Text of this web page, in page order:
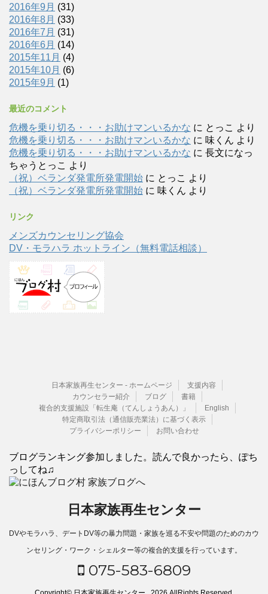
2016年9月 (31)
2016年8月 (33)
2016年7月 (31)
2016年6月 (14)
2015年11月 (4)
2015年10月 (6)
2015年9月 (1)
最近のコメント
危機を乗り切る・・・お助けマンいるかな に とっこ より
危機を乗り切る・・・お助けマンいるかな に 味くん より
危機を乗り切る・・・お助けマンいるかな に 長文になっ
ちゃうとっこ より
（祝）ベランダ発電所発電開始 に とっこ より
（祝）ベランダ発電所発電開始 に 味くん より
リンク
メンズカウンセリング協会
DV・モラハラ ホットライン（無料電話相談）
日本家族再生センター - ホームページ
支援内容
カウンセラー紹介
ブログ
書籍
複合的支援施設「転生庵（てんしょうあん）」
English
特定商取引法（通信販売業法）に基づく表示
プライバシーポリシー
お問い合わせ
ブログランキング参加しました。読んで良かったら、ぽち
っしてね♫
日本家族再生センター
DVやモラハラ、デートDV等の暴力問題・家族を巡る不安や問題のためのカウ
ンセリング・ワーク・シェルター等の複合的支援を行っています。
075-583-6809